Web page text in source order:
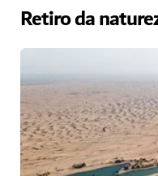
Retiro da